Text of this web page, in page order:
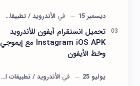
تحميل انستقرام أيفون للأندرويد
Instagram iOS APK مع إيموجي
وخط الأيفون